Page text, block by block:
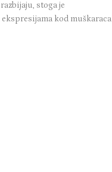
stoga je
kod muškaraca